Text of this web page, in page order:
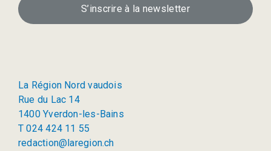
S’inscrire à la newsletter
La Région Nord vaudois
Rue du Lac 14
1400 Yverdon-les-Bains
T 024 424 11 55
redaction@laregion.ch